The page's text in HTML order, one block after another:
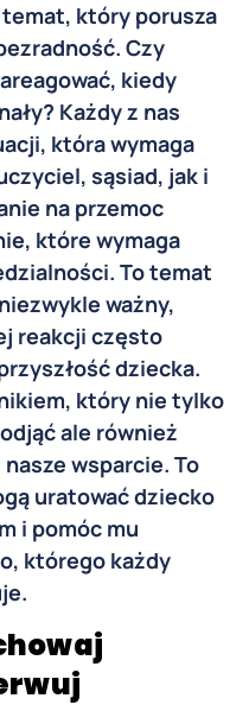
który porusza
Czy
kiedy
Każdy z nas
która wymaga
sąsiad, jak i
na przemoc
które wymaga
To temat
ważny,
reakcji często
dziecka.
który nie tylko
ale również
wsparcie. To
uratować dziecko
i pomóc mu
którego każdy